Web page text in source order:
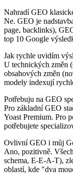
Nahradí GEO
Ne. GEO je
page, backlinks),
top 10 Google
Jak rychle uvidím
U technických změn
obsahových změn
modely indexují
Potřebuju na GEO
Pro základní GEO
Yoast Premium. Pro
potřebujete
Ovlivní GEO i můj
Ano, pozitivně.
schema, E-E-A-T),
oblastí, kde "dva